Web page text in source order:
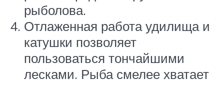
рыболова.
Отлаженная работа удилища и
катушки позволяет
пользоваться тончайшими
лесками. Рыба смелее хватает